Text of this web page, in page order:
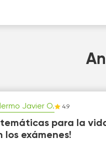
Javier O. 4.9
para la
los exámenes!